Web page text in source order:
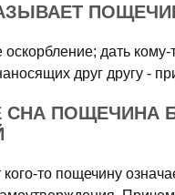
дать
друг другу -
СНА ПОЩЕЧИНА
кого-то пощечину